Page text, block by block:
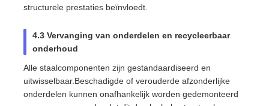
structurele prestaties beïnvloedt.
4.3 Vervanging van onderdelen en recycleerbaar
onderhoud
Alle staalcomponenten zijn gestandaardiseerd en
uitwisselbaar.Beschadigde of verouderde afzonderlijke
onderdelen kunnen onafhankelijk worden gedemonteerd